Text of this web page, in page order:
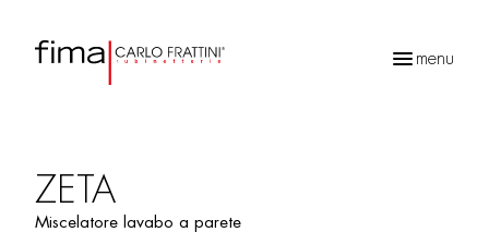
menu
ZETA
Miscelatore lavabo a parete